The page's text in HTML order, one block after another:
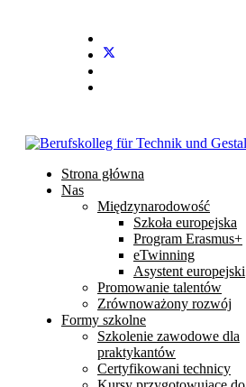
Strona główna
Nas
Międzynarodowość
Szkoła europejska
Program Erasmus+
eTwinning
Asystent europejski
Promowanie talentów
Zrównoważony rozwój
Formy szkolne
Szkolenie zawodowe dla
praktykantów
Certyfikowani technicy